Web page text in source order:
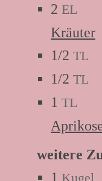
2 EL
Kräuter
1/2 TL
1/2 TL
1 TL
weitere
1 Kugel